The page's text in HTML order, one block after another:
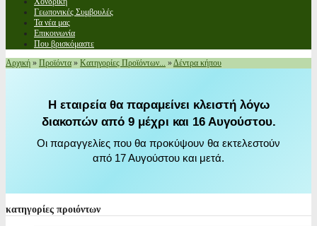
Γεωπονικές Συμβουλές
Τα νέα μας
Επικοινωνία
Που βρισκόμαστε
Αρχική » Προϊόντα » Κατηγορίες Προϊόντων... »Δέντρα κήπου
Η εταιρεία θα παραμείνει κλειστή λόγω
διακοπών από 9 μέχρι και 16 Αυγούστου.
Οι παραγγελίες που θα προκύψουν θα εκτελεστούν
από 17 Αυγούστου και μετά.
κατηγορίες προιόντων